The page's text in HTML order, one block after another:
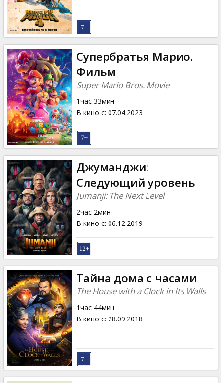
Супербратья Марио.
Фильм
Super Mario Bros. Movie
1час 33мин
В кино с: 07.04.2023
Джуманджи:
Следующий уровень
Jumanji: The Next Level
2час 2мин
В кино с: 06.12.2019
Тайна дома с часами
The House with a Clock in Its Walls
1час 44мин
В кино с: 28.09.2018